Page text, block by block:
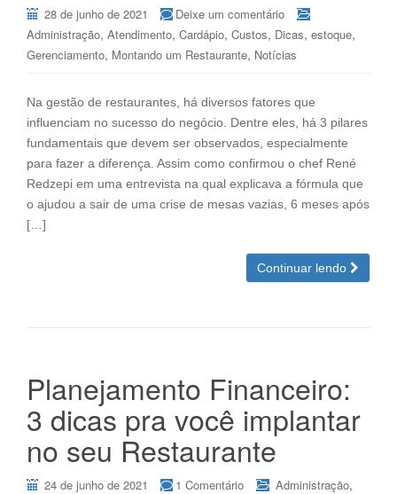
28 de junho de 2021
Deixe um comentário
Administração, Atendimento, Cardápio, Custos, Dicas, estoque,
Gerenciamento, Montando um Restaurante, Notícias
Na gestão de restaurantes, há diversos fatores que
influenciam no sucesso do negócio. Dentre eles, há 3 pilares
fundamentais que devem ser observados, especialmente
para fazer a diferença. Assim como confirmou o chef René
Redzepi em uma entrevista na qual explicava a fórmula que
o ajudou a sair de uma crise de mesas vazias, 6 meses após
[…]
Continuar lendo
Planejamento Financeiro:
3 dicas pra você implantar
no seu Restaurante
24 de junho de 2021 1 Comentário Administração,